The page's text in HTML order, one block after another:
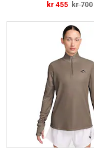
kr 455 kr 700